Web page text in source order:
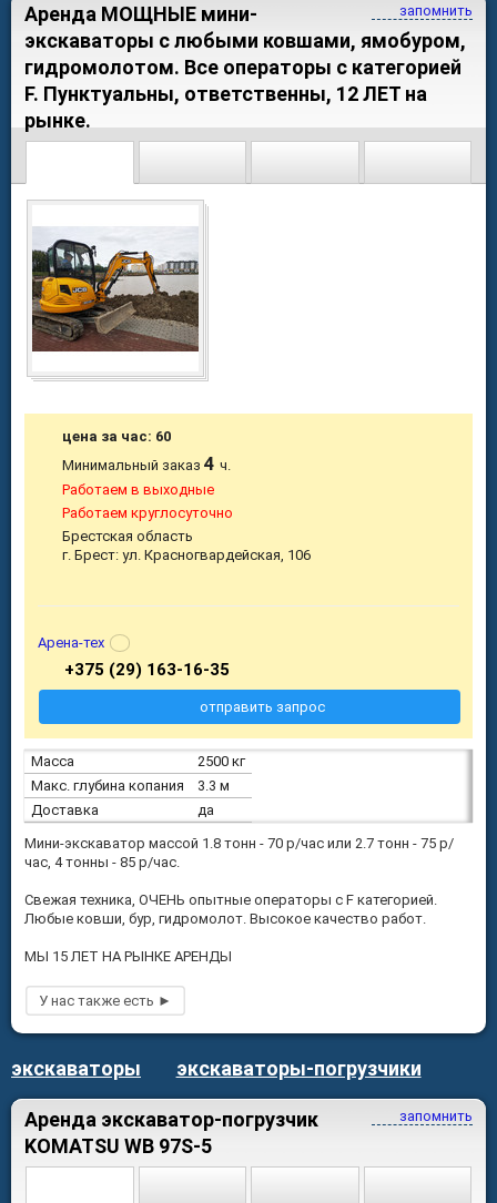
запомнить
Аренда МОЩНЫЕ мини-
экскаваторы с любыми ковшами, ямобуром,
гидромолотом. Все операторы с категорией
F. Пунктуальны, ответственны, 12 ЛЕТ на
рынке.
Масса
2500 кг
Макс. глубина копания
3.3 м
Доставка
да
Мини-экскаватор массой 1.8 тонн - 70 р/час или 2.7 тонн - 75 р/
час, 4 тонны - 85 р/час.
Свежая техника, ОЧЕНЬ опытные операторы с F категорией.
Любые ковши, бур, гидромолот. Высокое качество работ.
МЫ 15 ЛЕТ НА РЫНКЕ АРЕНДЫ
цена за час: 60
Минимальный заказ4ч.
Работаем в выходные
Работаем круглосуточно
Брестская область
г. Брест: ул. Красногвардейская, 106
Арена-тех
+375 (29) 163-16-35
отправить запрос
экскаваторы экскаваторы-погрузчики
запомнить
Аренда экскаватор-погрузчик
KOMATSU WB 97S-5